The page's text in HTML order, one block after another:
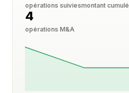
opérations suiviesmontant cumulé
4
opérations M&A